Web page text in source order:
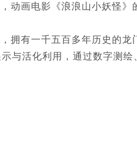
动画电影《浪浪山小妖怪
拥有一千五百多年历史的
与活化利用，通过数字测